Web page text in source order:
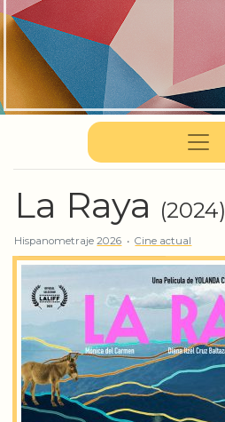
La Raya (2024)
Hispanometraje2026 •Cine actual